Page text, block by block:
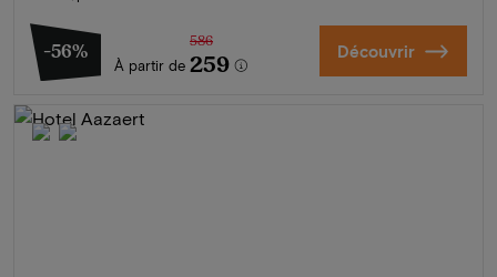
-56%
À partir de
586
259 Découvrir